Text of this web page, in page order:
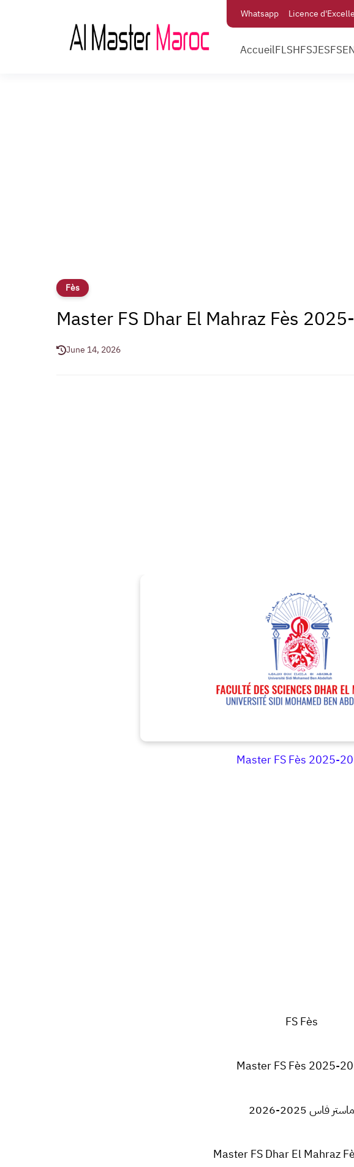
Whatsapp Licence
AccueilFLSHFSJESFS
Fès
Master FS Dhar El Mahraz Fès
June 14, 2026
Master FS Fès 2025-
FS Fès
Master FS Fès 2025-
ماستر فاس 2025-2026
Master FS Dhar El Mahraz